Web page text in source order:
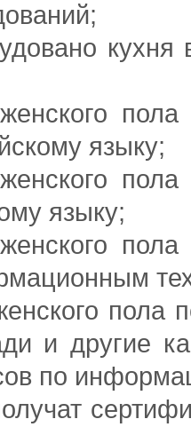
языку;
языку;
пола
и другие
по